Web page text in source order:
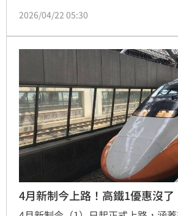
期繳納不僅會須繳滯納金，超過30日
2026/04/22 05:30
4月新制今上路！高鐵1優惠沒